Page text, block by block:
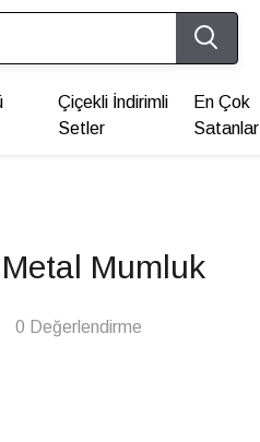
Çiçekli İndirimli
Setler
En Çok
Satanlar
Mumluk
0 Değerlendirme